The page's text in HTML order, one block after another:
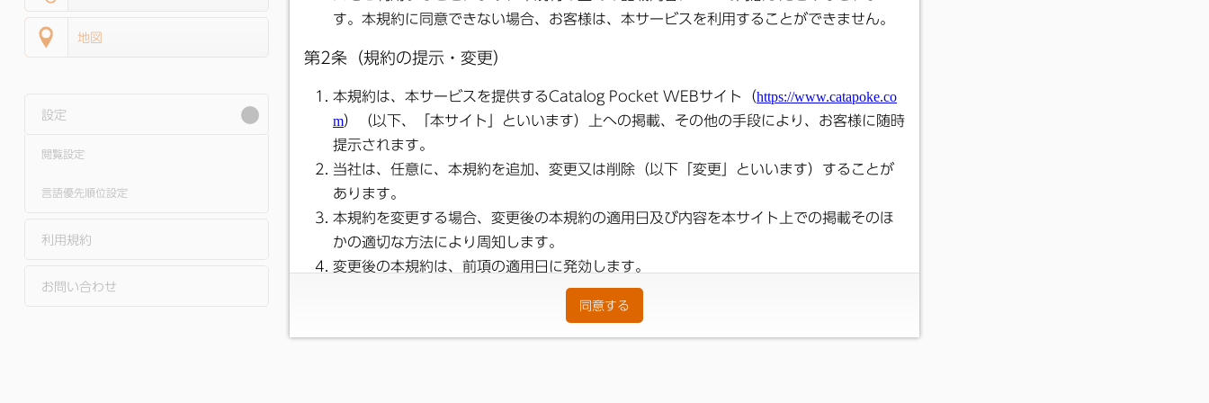
地図
設定
閲覧設定
言語優先順位設定
利用規約
お問い合わせ